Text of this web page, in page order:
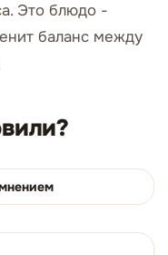
Это блюдо -
баланс между